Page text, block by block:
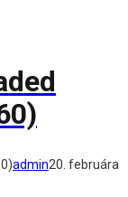
admin20. februára